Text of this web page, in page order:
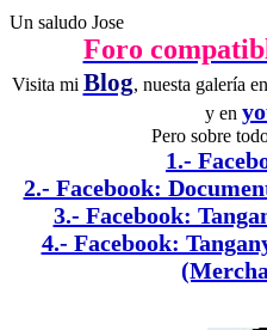
Un saludo Jose
Foro
Visita mi Blog, nuesta galería en
y en
Pero sobre
1.-
2.- Facebook:
3.- Facebook:
4.- Facebook: